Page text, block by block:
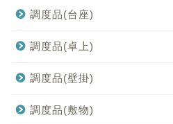
調度品(台座)
調度品(卓上)
調度品(壁掛)
調度品(敷物)